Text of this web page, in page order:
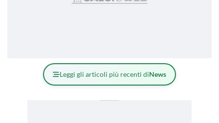
Leggi gli articoli più recenti diNews